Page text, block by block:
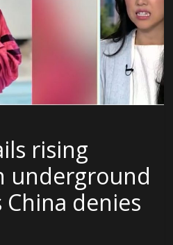
rising
underground
China denies